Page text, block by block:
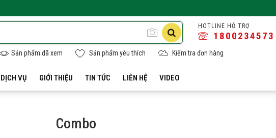
HOTLINE HỖ TRỢ
1800234573
Sản phẩm đã xem Sản phẩm yêu thích Kiểm tra đơn hàng
DỊCH VỤ GIỚI THIỆU TIN TỨC LIÊN HỆ VIDEO
Combo